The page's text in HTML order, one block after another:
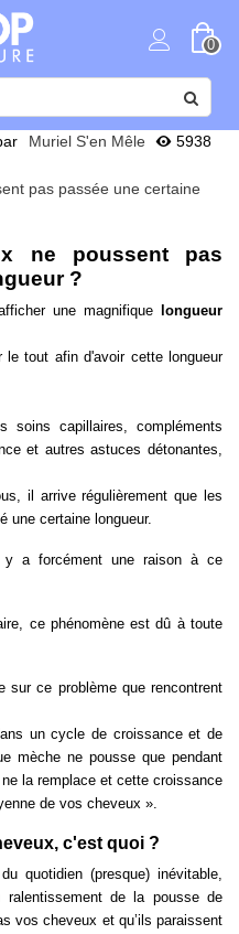
0
Muriel S'en Mêle 5938
ne poussent pas
?
une magnifique
longueur
tout afin d'avoir cette longueur
soins capillaires, compléments
et autres astuces détonantes,
il arrive régulièrement que les
une certaine longueur.
a forcément une raison à ce
ce phénomène est dû à toute
sur ce problème que rencontrent
un cycle de croissance et de
mèche ne pousse que pendant
la remplace et cette croissance
de vos cheveux ».
c'est quoi ?
quotidien (presque) inévitable,
ralentissement de la pousse de
vos cheveux et qu’ils paraissent